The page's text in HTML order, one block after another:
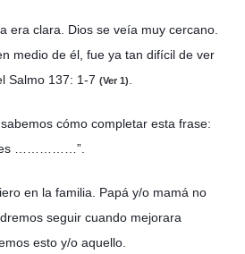
era clara. Dios se veía muy cercano.
medio de él, fue ya tan difícil de ver
Salmo 137: 1-7 (Ver 1).
cómo completar esta frase:
……………”.
en la familia. Papá y/o mamá no
seguir cuando mejorara
esto y/o aquello.